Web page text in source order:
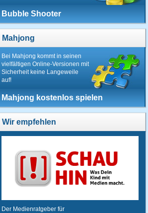
Bubble Shooter
Mahjong
Bei Mahjong kommt in seinen
vielfältigen Online-Versionen mit
Sicherheit keine Langeweile
auf!
Mahjong kostenlos spielen
Wir empfehlen
Der Medienratgeber für